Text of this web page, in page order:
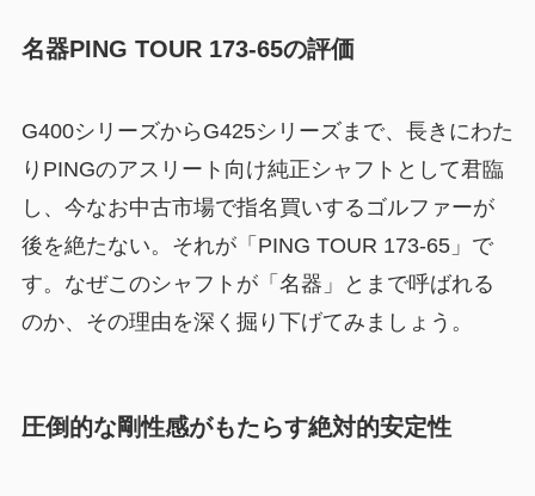
名器PING TOUR 173-65の評価
G400シリーズからG425シリーズまで、長きにわた
りPINGのアスリート向け純正シャフトとして君臨
し、今なお中古市場で指名買いするゴルファーが
後を絶たない。それが「PING TOUR 173-65」で
す。なぜこのシャフトが「名器」とまで呼ばれる
のか、その理由を深く掘り下げてみましょう。
圧倒的な剛性感がもたらす絶対的安定性